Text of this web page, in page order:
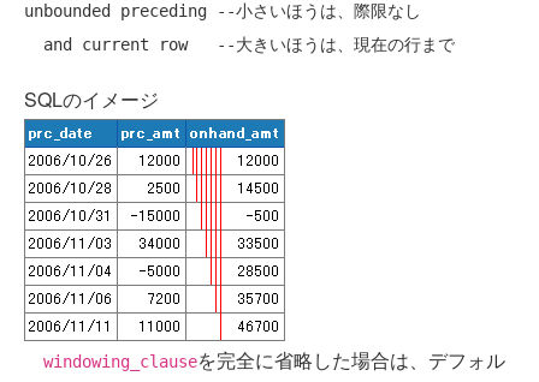
unbounded preceding
--小さいほうは、際限なし
and
current row --大きいほうは、現在の行まで
SQLのイメージ
windowing_clauseを完全に省略した場合は、デフォル